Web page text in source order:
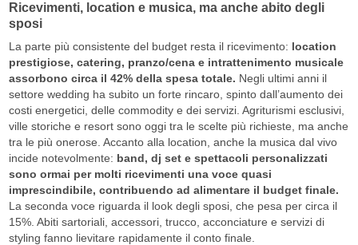
Ricevimenti, location e musica, ma anche abito degli
sposi
La parte più consistente del budget resta il ricevimento: location
prestigiose, catering, pranzo/cena e intrattenimento musicale
assorbono circa il 42% della spesa totale. Negli ultimi anni il
settore wedding ha subito un forte rincaro, spinto dall’aumento dei
costi energetici, delle commodity e dei servizi. Agriturismi esclusivi,
ville storiche e resort sono oggi tra le scelte più richieste, ma anche
tra le più onerose. Accanto alla location, anche la musica dal vivo
incide notevolmente: band, dj set e spettacoli personalizzati
sono ormai per molti ricevimenti una voce quasi
imprescindibile, contribuendo ad alimentare il budget finale.
La seconda voce riguarda il look degli sposi, che pesa per circa il
15%. Abiti sartoriali, accessori, trucco, acconciature e servizi di
styling fanno lievitare rapidamente il conto finale.